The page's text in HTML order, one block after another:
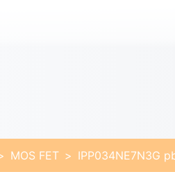
MOS FET IPP034NE7N3G